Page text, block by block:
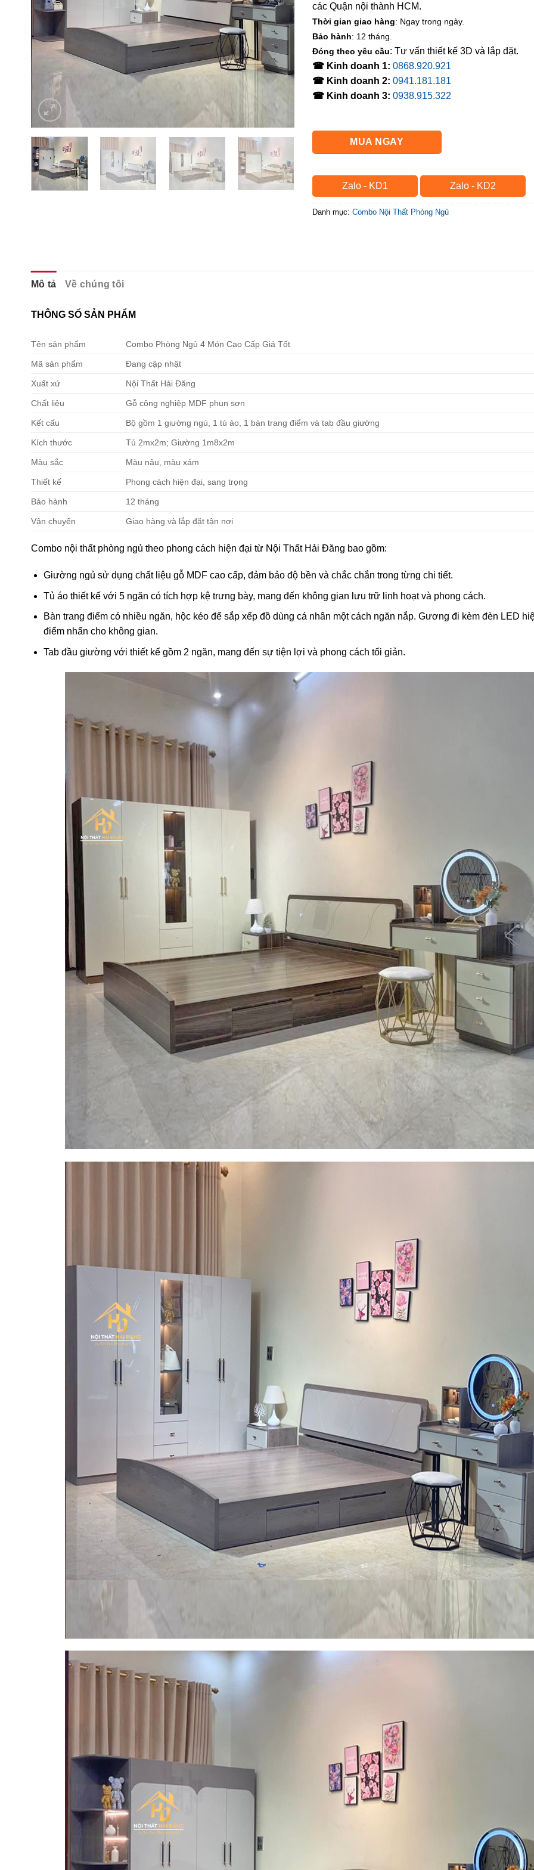
các Quận nội thành HCM.
Thời gian giao hàng: Ngay trong ngày.
Bảo hành: 12 tháng.
Đóng theo yêu cầu: Tư vấn thiết kế 3D và lắp đặt.
☎ Kinh doanh 1: 0868.920.921
☎ Kinh doanh 2: 0941.181.181
☎ Kinh doanh 3: 0938.915.322
MUA NGAY
Zalo - KD1 Zalo - KD2
Danh mục: Combo Nội Thất Phòng Ngủ
Mô tả Về chúng tôi
THÔNG SỐ SẢN PHẨM
Tên sản phẩm Combo Phòng Ngủ 4 Món Cao Cấp Giá Tốt
Mã sản phẩm Đang cập nhật
Xuất xứ Nội Thất Hải Đăng
Chất liệu Gỗ công nghiệp MDF phun sơn
Kết cấu Bộ gồm 1 giường ngủ, 1 tủ áo, 1 bàn trang điểm và tab đầu giường
Kích thước Tủ 2mx2m; Giường 1m8x2m
Màu sắc Màu nâu, màu xám
Thiết kế Phong cách hiện đại, sang trọng
Bảo hành 12 tháng
Vận chuyển Giao hàng và lắp đặt tận nơi
Combo nội thất phòng ngủ theo phong cách hiện đại từ Nội Thất Hải Đăng bao gồm:
Giường ngủ sử dụng chất liệu gỗ MDF cao cấp, đảm bảo độ bền và chắc chắn trong từng chi tiết.
Tủ áo thiết kế với 5 ngăn có tích hợp kệ trưng bày, mang đến không gian lưu trữ linh hoạt và phong cách.
Bàn trang điểm có nhiều ngăn, hộc kéo để sắp xếp đồ dùng cá nhân một cách ngăn nắp. Gương đi kèm đèn LED
điểm nhấn cho không gian.
Tab đầu giường với thiết kế gồm 2 ngăn, mang đến sự tiện lợi và phong cách tối giản.